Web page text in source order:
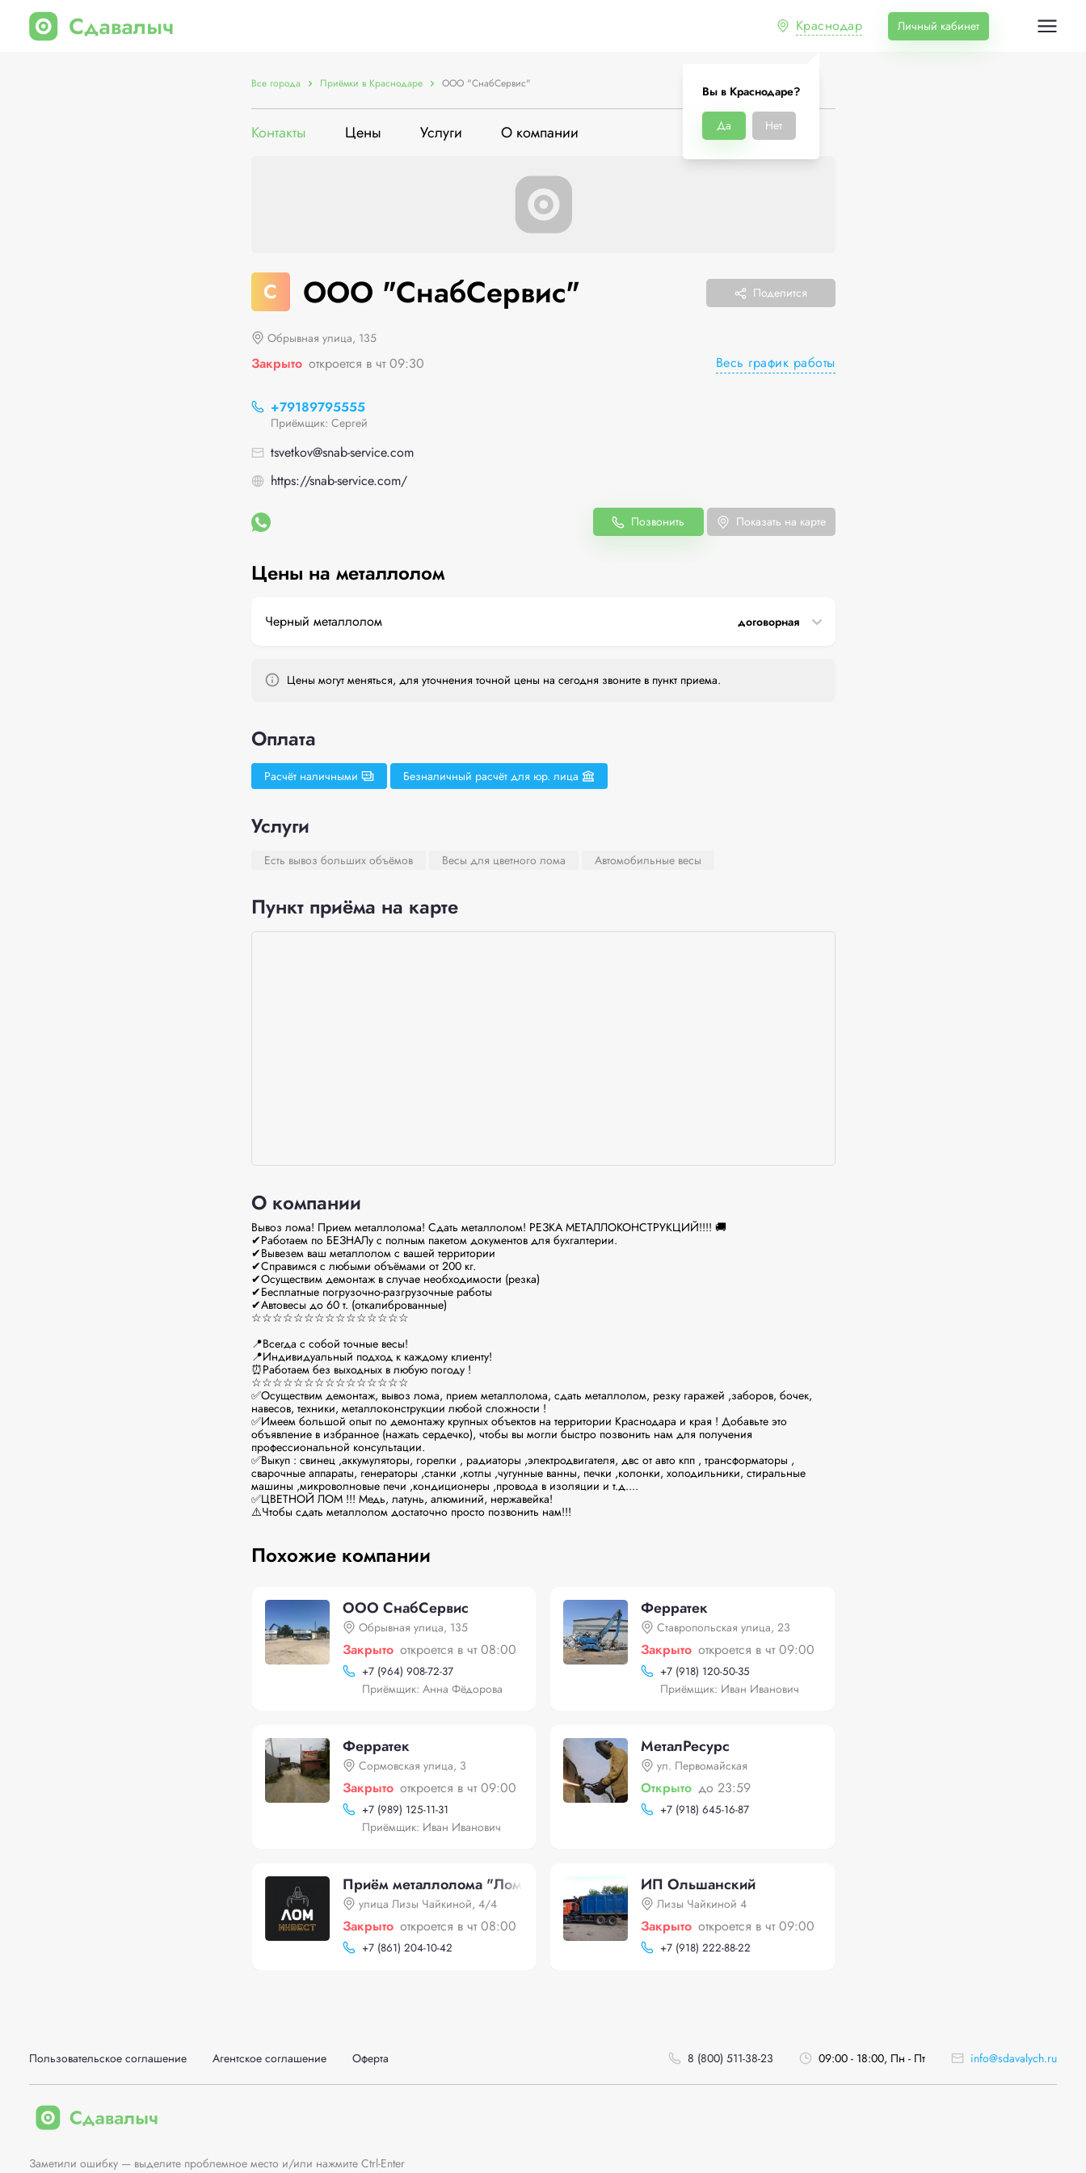
Краснодар
Вы в Краснодаре?
Да Нет
Личный кабинет
Все города Приёмки в Краснодаре ООО "СнабСервис"
Контакты Цены Услуги О компании
С ООО "СнабСервис" Поделится
Обрывная улица, 135
Закрыто откроется в чт 09:30 Весь график работы
+79189795555
Приёмщик: Сергей
tsvetkov@snab-service.com
https://snab-service.com/
Позвонить Показать на карте
Цены на металлолом
Черный металлолом договорная
Цены могут меняться, для уточнения точной цены на сегодня звоните в пункт приема.
Оплата
Расчёт наличными Безналичный расчёт для юр. лица
Услуги
Есть вывоз больших объёмов Весы для цветного лома Автомобильные весы
Пункт приёма на карте
О компании
Вывоз лома! Прием металлолома! Сдать металлолом! РЕЗКА МЕТАЛЛОКОНСТРУКЦИЙ!!!! 🚚
✔Работаем по БЕЗНАЛу с полным пакетом документов для бухгалтерии.
✔Вывезем ваш металлолом с вашей территории
✔Справимся с любыми объёмами от 200 кг.
✔Осуществим демонтаж в случае необходимости (резка)
✔Бесплатные погрузочно-разгрузочные работы
✔Автовесы до 60 т. (откалиброванные)
☆☆☆☆☆☆☆☆☆☆☆☆☆☆☆
📍Всегда с собой точные весы!
📍Индивидуальный подход к каждому клиенту!
⏰Работаем без выходных в любую погоду !
☆☆☆☆☆☆☆☆☆☆☆☆☆☆☆
✅Осуществим демонтаж, вывоз лома, прием металлолома, сдать металлолом, резку гаражей ,заборов, бочек,
навесов, техники, металлоконструкции любой сложности !
✅Имеем большой опыт по демонтажу крупных объектов на территории Краснодара и края ! Добавьте это
объявление в избранное (нажать сердечко), чтобы вы могли быстро позвонить нам для получения
профессиональной консультации.
✅Выкуп : свинец ,аккумуляторы, горелки , радиаторы ,электродвигателя, двс от авто кпп , трансформаторы ,
сварочные аппараты, генераторы ,станки ,котлы ,чугунные ванны, печки ,колонки, холодильники, стиральные
машины ,микроволновые печи ,кондиционеры ,провода в изоляции и т.д....
✅ЦВЕТНОЙ ЛОМ !!! Медь, латунь, алюминий, нержавейка!
⚠️Чтобы сдать металлолом достаточно просто позвонить нам!!!
Похожие компании
ООО СнабСервис
Обрывная улица, 135
Закрыто откроется в чт 08:00
+7 (964) 908-72-37
Приёмщик: Анна Фёдорова
Ферратек
Ставропольская улица, 23
Закрыто откроется в чт 09:00
+7 (918) 120-50-35
Приёмщик: Иван Иванович
Ферратек
Сормовская улица, 3
Закрыто откроется в чт 09:00
+7 (989) 125-11-31
Приёмщик: Иван Иванович
МеталРесурс
ул. Первомайская
Открыто до 23:59
+7 (918) 645-16-87
Приём металлолома "Лом Инвест"
улица Лизы Чайкиной, 4/4
Закрыто откроется в чт 08:00
+7 (861) 204-10-42
ИП Ольшанский
Лизы Чайкиной 4
Закрыто откроется в чт 09:00
+7 (918) 222-88-22
Пользовательское соглашение Агентское соглашение Оферта 8 (800) 511-38-23 09:00 - 18:00, Пн - Пт info@sdavalych.ru
Заметили ошибку — выделите проблемное место и/или нажмите Ctrl-Enter